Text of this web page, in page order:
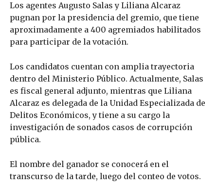
Los agentes Augusto Salas y Liliana Alcaraz
pugnan por la presidencia del gremio, que tiene
aproximadamente a 400 agremiados habilitados
para participar de la votación.
Los candidatos cuentan con amplia trayectoria
dentro del Ministerio Público. Actualmente, Salas
es fiscal general adjunto, mientras que Liliana
Alcaraz es delegada de la Unidad Especializada de
Delitos Económicos, y tiene a su cargo la
investigación de sonados casos de corrupción
pública.
El nombre del ganador se conocerá en el
transcurso de la tarde, luego del conteo de votos.